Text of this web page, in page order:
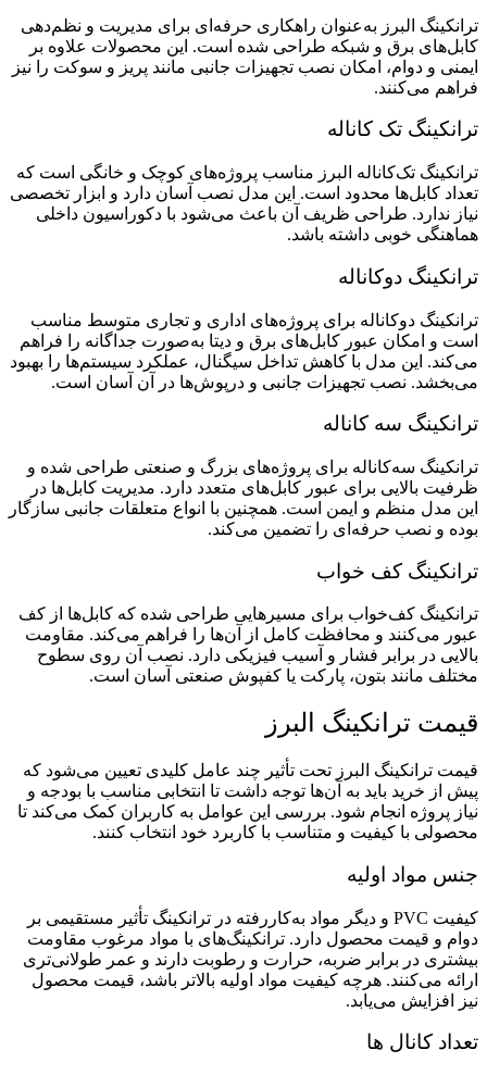
ترانکینگ البرز به‌عنوان راهکاری حرفه‌ای برای مدیریت و نظم‌دهی
کابل‌های برق و شبکه طراحی شده است. این محصولات علاوه بر
ایمنی و دوام، امکان نصب تجهیزات جانبی مانند پریز و سوکت را نیز
فراهم می‌کنند.
ترانکینگ تک کاناله
ترانکینگ تک‌کاناله البرز مناسب پروژه‌های کوچک و خانگی است که
تعداد کابل‌ها محدود است. این مدل نصب آسان دارد و ابزار تخصصی
نیاز ندارد. طراحی ظریف آن باعث می‌شود با دکوراسیون داخلی
هماهنگی خوبی داشته باشد.
ترانکینگ دوکاناله
ترانکینگ دوکاناله برای پروژه‌های اداری و تجاری متوسط مناسب
است و امکان عبور کابل‌های برق و دیتا به‌صورت جداگانه را فراهم
می‌کند. این مدل با کاهش تداخل سیگنال، عملکرد سیستم‌ها را بهبود
می‌بخشد. نصب تجهیزات جانبی و درپوش‌ها در آن آسان است.
ترانکینگ سه‌ کاناله
ترانکینگ سه‌کاناله برای پروژه‌های بزرگ و صنعتی طراحی شده و
ظرفیت بالایی برای عبور کابل‌های متعدد دارد. مدیریت کابل‌ها در
این مدل منظم و ایمن است. همچنین با انواع متعلقات جانبی سازگار
بوده و نصب حرفه‌ای را تضمین می‌کند.
ترانکینگ کف خواب
ترانکینگ کف‌خواب برای مسیرهایی طراحی شده که کابل‌ها از کف
عبور می‌کنند و محافظت کامل از آن‌ها را فراهم می‌کند. مقاومت
بالایی در برابر فشار و آسیب فیزیکی دارد. نصب آن روی سطوح
مختلف مانند بتون، پارکت یا کفپوش صنعتی آسان است.
قیمت ترانکینگ البرز
قیمت ترانکینگ البرز تحت تأثیر چند عامل کلیدی تعیین می‌شود که
پیش از خرید باید به آن‌ها توجه داشت تا انتخابی مناسب با بودجه و
نیاز پروژه انجام شود. بررسی این عوامل به کاربران کمک می‌کند تا
محصولی با کیفیت و متناسب با کاربرد خود انتخاب کنند.
جنس مواد اولیه
کیفیت PVC و دیگر مواد به‌کاررفته در ترانکینگ تأثیر مستقیمی بر
دوام و قیمت محصول دارد. ترانکینگ‌های با مواد مرغوب مقاومت
بیشتری در برابر ضربه، حرارت و رطوبت دارند و عمر طولانی‌تری
ارائه می‌کنند. هرچه کیفیت مواد اولیه بالاتر باشد، قیمت محصول
نیز افزایش می‌یابد.
تعداد کانال ها